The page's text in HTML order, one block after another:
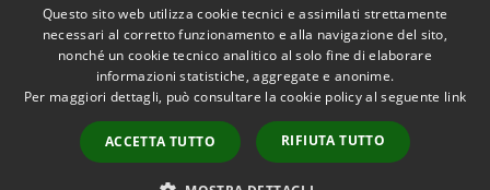
Accessibilità
Privacy
Mappa del sito
Copyright © 2026 • Città di
Montecchio Maggiore •
Powered byMunicipium •
Accesso redazione
Questo sito web utilizza cookie tecnici e assimilati strettamente
necessari al corretto funzionamento e alla navigazione del sito,
nonché un cookie tecnico analitico al solo fine di elaborare
informazioni statistiche, aggregate e anonime.
Per maggiori dettagli, può consultare la cookie policy al seguente link
ACCETTA TUTTO RIFIUTA TUTTO